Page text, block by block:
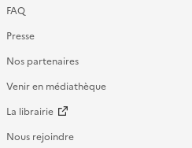
FAQ
Presse
Nos partenaires
Venir en médiathèque
La librairie
Nous rejoindre